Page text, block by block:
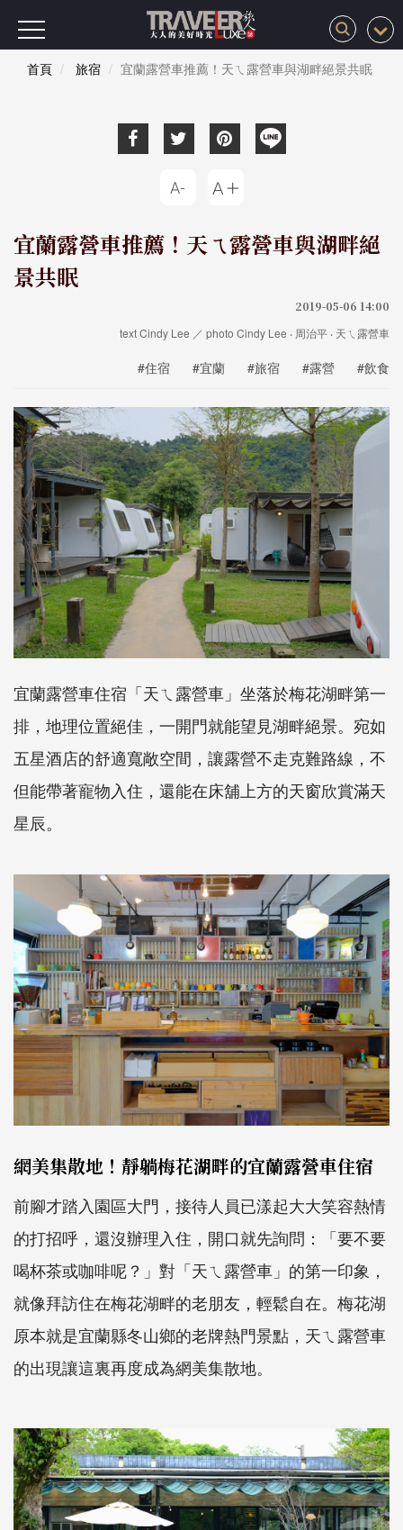
首頁 旅宿 宜蘭露營車推薦！天ㄟ露營車與湖畔絕景共眠
宜蘭露營車推薦！天ㄟ露營車與湖畔絕
景共眠
2019-05-06 14:00
text Cindy Lee ／ photo Cindy Lee ‧ 周治平 ‧ 天ㄟ露營車
#住宿 #宜蘭 #旅宿 #露營 #飲食
宜蘭露營車住宿「天ㄟ露營車」坐落於梅花湖畔第一
排，地理位置絕佳，一開門就能望見湖畔絕景。宛如
五星酒店的舒適寬敞空間，讓露營不走克難路線，不
但能帶著寵物入住，還能在床舖上方的天窗欣賞滿天
星辰。
網美集散地！靜躺梅花湖畔的宜蘭露營車住宿
前腳才踏入園區大門，接待人員已漾起大大笑容熱情
的打招呼，還沒辦理入住，開口就先詢問：「要不要
喝杯茶或咖啡呢？」對「天ㄟ露營車」的第一印象，
就像拜訪住在梅花湖畔的老朋友，輕鬆自在。梅花湖
原本就是宜蘭縣冬山鄉的老牌熱門景點，天ㄟ露營車
的出現讓這裏再度成為網美集散地。